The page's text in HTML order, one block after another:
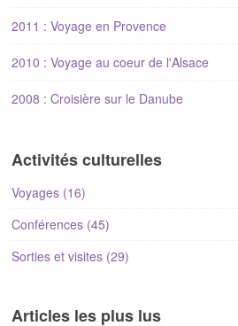
2011 : Voyage en Provence
2010 : Voyage au coeur de l'Alsace
2008 : Croisière sur le Danube
Activités culturelles
Voyages (16)
Conférences (45)
Sorties et visites (29)
Articles les plus lus